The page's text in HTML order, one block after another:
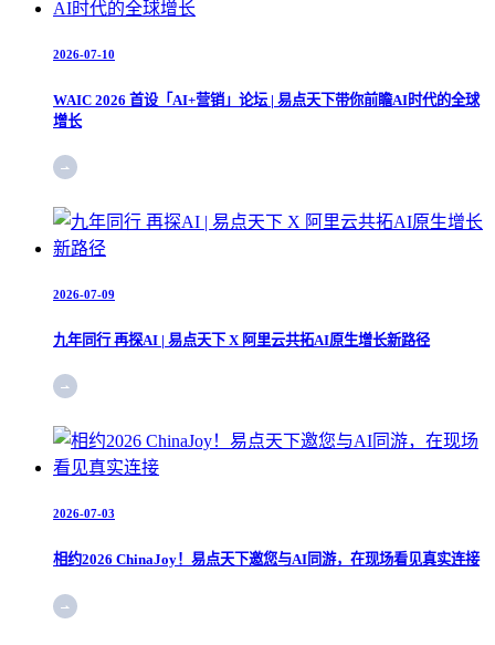
2026-07-10
WAIC 2026 首设「AI+营销」论坛 | 易点天下带你前瞻AI时代的全球
增长
2026-07-09
九年同行 再探AI | 易点天下 X 阿里云共拓AI原生增长新路径
2026-07-03
相约2026 ChinaJoy！易点天下邀您与AI同游，在现场看见真实连接